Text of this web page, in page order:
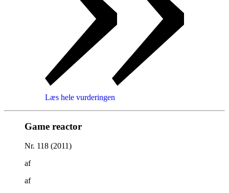
Læs hele vurderingen
Game reactor
Nr. 118 (2011)
af
af